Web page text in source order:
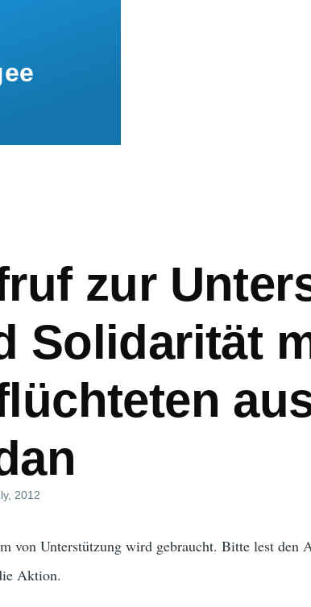
zur
Solidarität
2012
von Unterstützung wird gebraucht. Bitte lest den
Aktion.